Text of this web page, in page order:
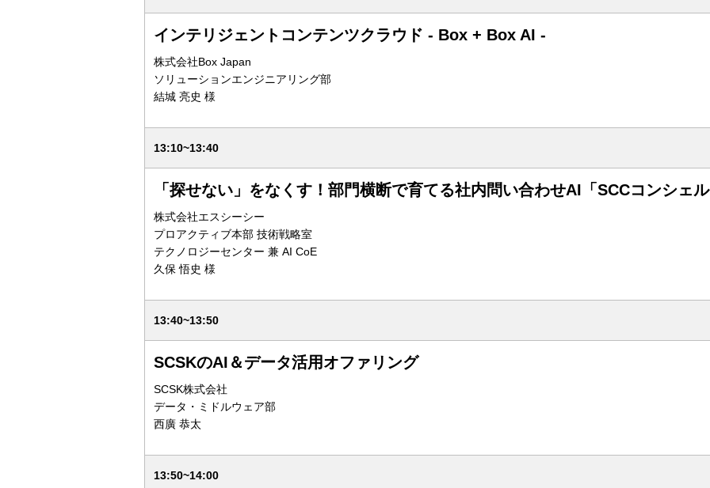
インテリジェントコンテンツクラウド - Box + Box AI -
株式会社Box Japan
ソリューションエンジニアリング部
結城 亮史 様
13:10~13:40
「探せない」をなくす！部門横断で育てる社内問い合わせAI「SCCコンシェ
株式会社エスシーシー
プロアクティブ本部 技術戦略室
テクノロジーセンター 兼 AI CoE
久保 悟史 様
13:40~13:50
SCSKのAI＆データ活用オファリング
SCSK株式会社
データ・ミドルウェア部
西廣 恭太
13:50~14:00